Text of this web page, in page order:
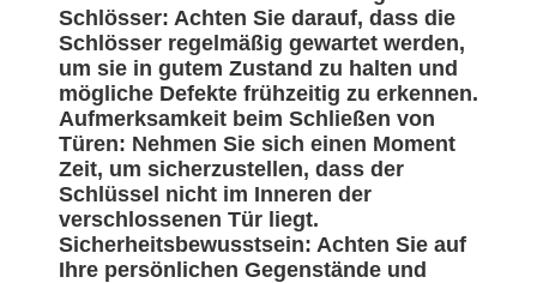
Schlösser: Achten Sie darauf, dass die
Schlösser regelmäßig gewartet werden,
um sie in gutem Zustand zu halten und
mögliche Defekte frühzeitig zu erkennen.
Aufmerksamkeit beim Schließen von
Türen: Nehmen Sie sich einen Moment
Zeit, um sicherzustellen, dass der
Schlüssel nicht im Inneren der
verschlossenen Tür liegt.
Sicherheitsbewusstsein: Achten Sie auf
Ihre persönlichen Gegenstände und